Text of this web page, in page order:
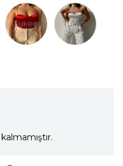
Tükendi Tükendi